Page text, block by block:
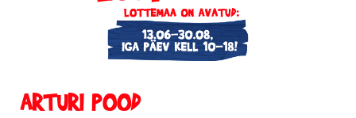
ARTURI POOD